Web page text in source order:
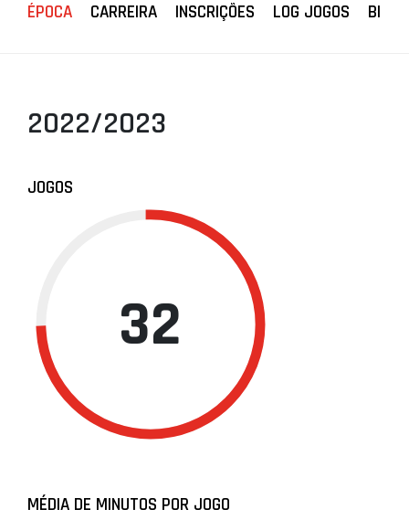
ÉPOCA CARREIRA INSCRIÇÕES LOG JOGOS
2022/2023
JOGOS
32
MÉDIA DE MINUTOS POR JOGO